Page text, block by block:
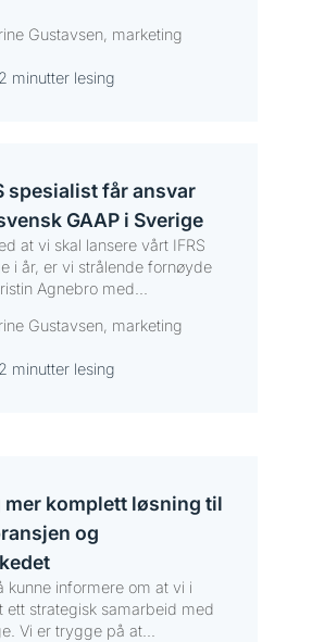
Gustavsen, marketing
2 minutter lesing
spesialist får ansvar
GAAP i Sverige
at vi skal lansere vårt IFRS
i år, er vi strålende fornøyde
Agnebro med...
Gustavsen, marketing
2 minutter lesing
mer komplett løsning til
og
kunne informere om at vi i
ett strategisk samarbeid med
Vi er trygge på at...